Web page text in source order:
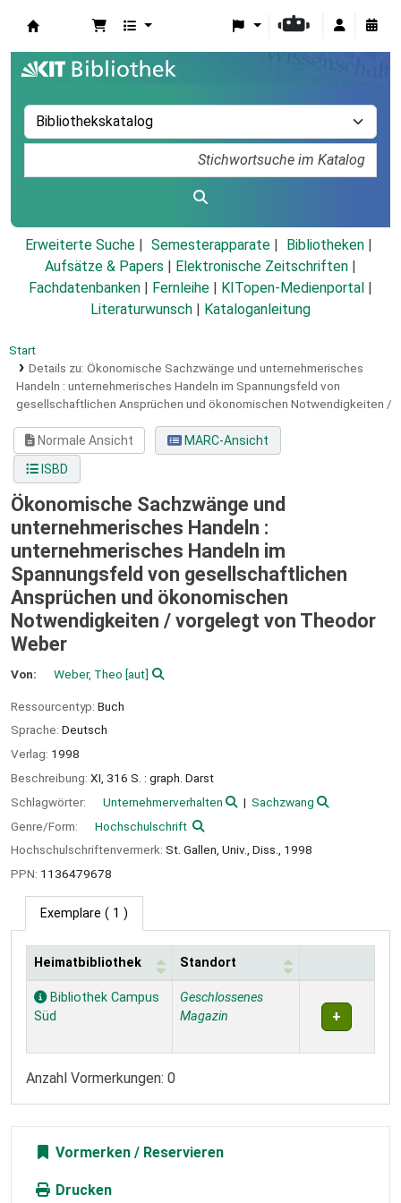
Erweiterte Suche Semesterapparate
Bibliotheken
Aufsätze & Papers
Elektronische Zeitschriften
Fachdatenbanken
Fernleihe KITopen-Medienportal
Literaturwunsch
Kataloganleitung
Start
Details zu: Ökonomische Sachzwänge und unternehmerisches
Handeln : unternehmerisches Handeln im Spannungsfeld von
gesellschaftlichen Ansprüchen und ökonomischen Notwendigkeiten /
Normale Ansicht
MARC-Ansicht
ISBD
Ökonomische Sachzwänge und
unternehmerisches Handeln :
unternehmerisches Handeln im
Spannungsfeld von gesellschaftlichen
Ansprüchen und ökonomischen
Notwendigkeiten / vorgelegt von Theodor
Weber
Von: Weber, Theo [aut]
Ressourcentyp: Buch
Sprache: Deutsch
Verlag: 1998
Beschreibung: XI, 316 S. : graph. Darst
Schlagwörter:
Unternehmerverhalten
Sachzwang
Genre/Form:
Hochschulschrift
Hochschulschriftenvermerk: St. Gallen, Univ., Diss., 1998
PPN: 1136479678
Exemplare ( 1 )
Exemplare
Heimatbibliothek Standort
Bibliothek Campus
Süd
Geschlossenes
Magazin
Anzahl Vormerkungen: 0
Vormerken
Drucken